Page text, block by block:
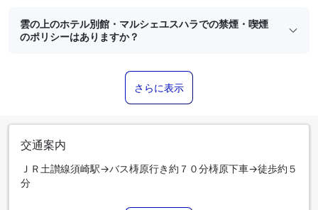
雲の上のホテル別館・マルシェユスハラでの禁煙・喫煙
のポリシーはありますか？
さらに表示
交通案内
ＪＲ土讃線須崎駅→バス梼原行き約７０分梼原下車→徒歩約５
分